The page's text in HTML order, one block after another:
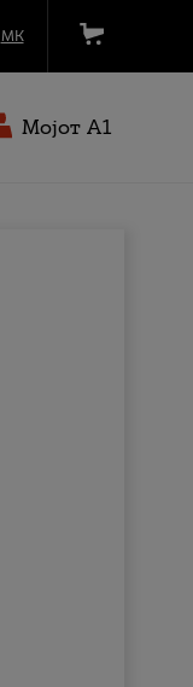
МК
Мојот A1